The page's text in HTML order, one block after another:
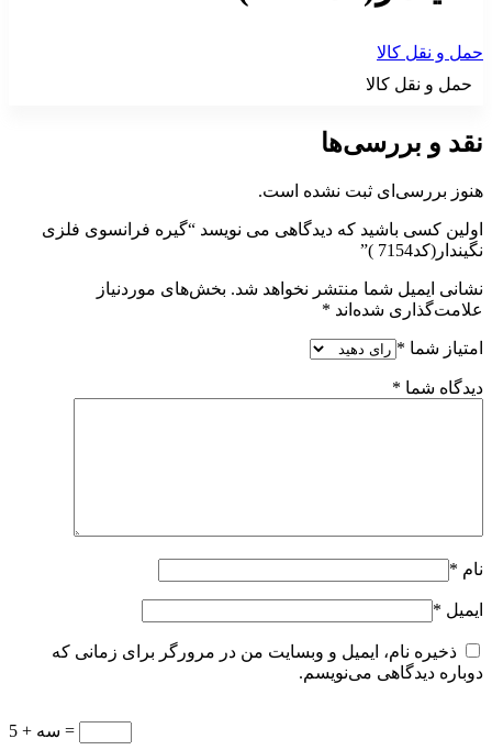
حمل و نقل کالا
حمل و نقل کالا
نقد و بررسی‌ها
هنوز بررسی‌ای ثبت نشده است.
اولین کسی باشید که دیدگاهی می نویسد “گیره فرانسوی فلزی
نگیندار(کد7154 )”
نشانی ایمیل شما منتشر نخواهد شد. بخش‌های موردنیاز
علامت‌گذاری شده‌اند *
امتیاز شما *
دیدگاه شما *
نام *
ایمیل *
ذخیره نام، ایمیل و وبسایت من در مرورگر برای زمانی که
دوباره دیدگاهی می‌نویسم.
سه + 5 =